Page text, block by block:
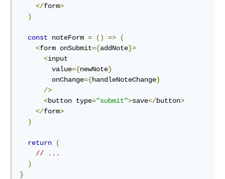
</form>
)
const noteForm = () =>
(
<form onSubmit={addNote}>
<input
        value
={newNote}
        onChange
={handleNoteChange}
/>
<button type="submit">save</button>
</form>
)
return
(
// ...
)
}